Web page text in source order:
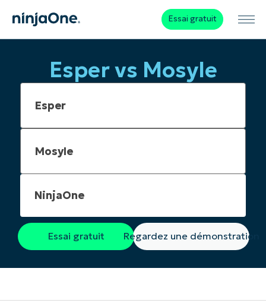
Essai gratuit
Esper vs Mosyle
NinjaOne
Essai gratuit Regardez une démonstration